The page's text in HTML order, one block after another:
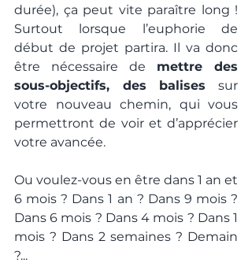
durée), ça peut vite paraître long !
Surtout lorsque l’euphorie de
début de projet partira. Il va donc
être nécessaire de mettre des
sous-objectifs, des balises sur
votre nouveau chemin, qui vous
permettront de voir et d’apprécier
votre avancée.
Ou voulez-vous en être dans 1 an et
6 mois ? Dans 1 an ? Dans 9 mois ?
Dans 6 mois ? Dans 4 mois ? Dans 1
mois ? Dans 2 semaines ? Demain
?...